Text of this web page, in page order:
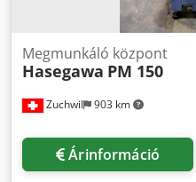
Zuchwil 903 km
Megmunkáló központ
Hasegawa PM 150
Árinformáció